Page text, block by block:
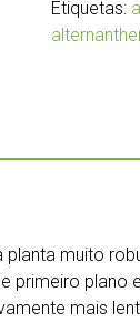
Etiquetas:
planta muito
primeiro plano
mais